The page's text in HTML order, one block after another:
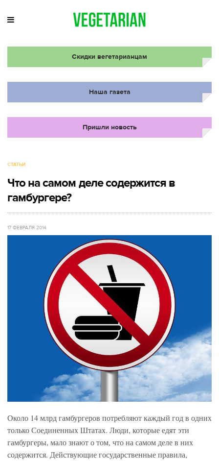
Скидки вегетарианцам
Наша газета
Пришли новость
СТАТЬИ
Что на самом деле содержится в
гамбургере?
17 ФЕВРАЛЯ 2014
Около 14 млрд гамбургеров потребляют каждый год в одних
только Соединенных Штатах. Люди, которые едят эти
гамбургеры, мало знают о том, что на самом деле в них
содержится. Действующие государственные правила,